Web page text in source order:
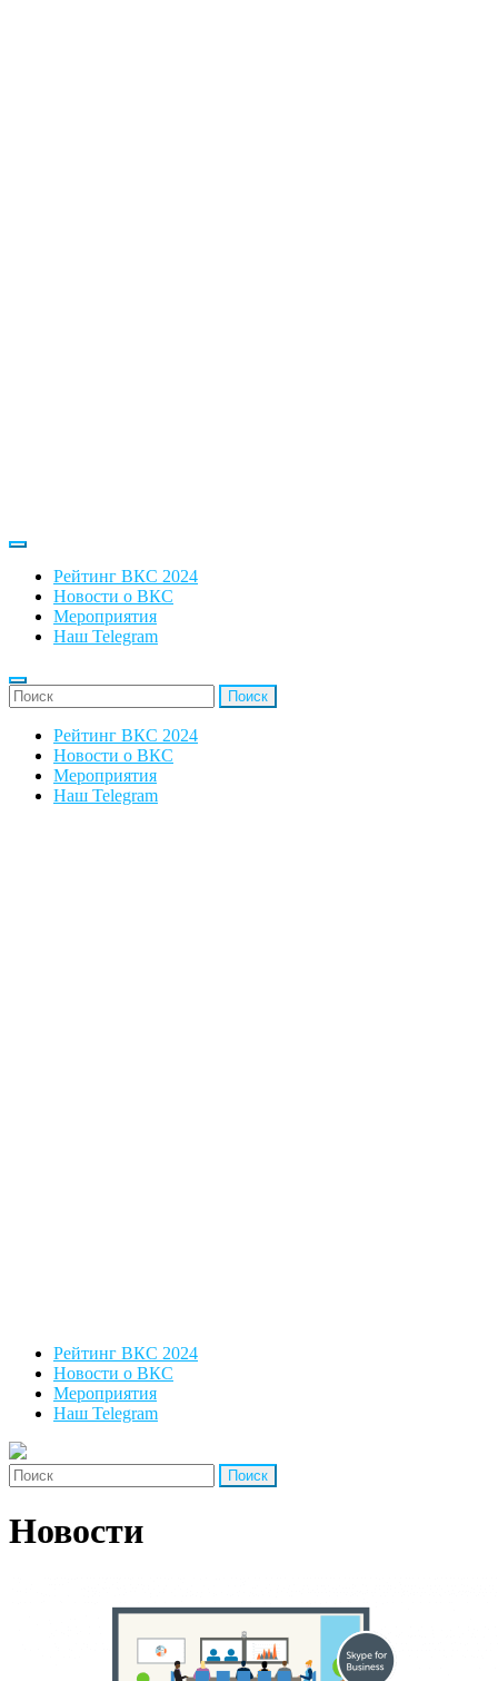
Рейтинг ВКС 2024
Новости о ВКС
Мероприятия
Наш Telegram
'Найти:
Рейтинг ВКС 2024
Новости о ВКС
Мероприятия
Наш Telegram
Рейтинг ВКС 2024
Новости о ВКС
Мероприятия
Наш Telegram
'Найти:
Новости